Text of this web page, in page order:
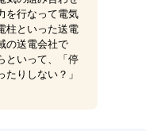
を行なって電気
柱といった送電
の送電会社で
といって、「停
りしない？」